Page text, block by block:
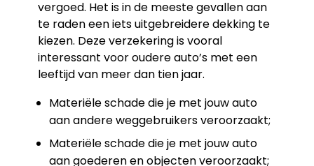
vergoed. Het is in de meeste gevallen aan
te raden een iets uitgebreidere dekking te
kiezen. Deze verzekering is vooral
interessant voor oudere auto’s met een
leeftijd van meer dan tien jaar.
Materiële schade die je met jouw auto
aan andere weggebruikers veroorzaakt;
Materiële schade die je met jouw auto
aan goederen en objecten veroorzaakt;